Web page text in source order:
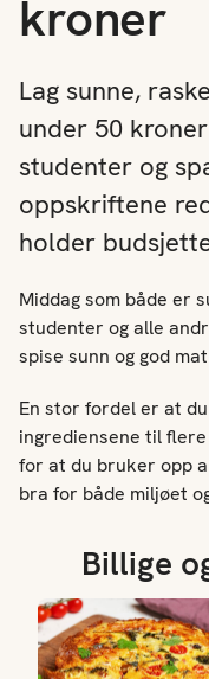
kroner
Lag sunne,
under 50
studenter og
oppskriftene
holder
Middag som både er
studenter og alle
spise sunn og god
En stor fordel er at
ingrediensene til
for at du bruker opp
bra for både miljøet
Billige
Middagspai med